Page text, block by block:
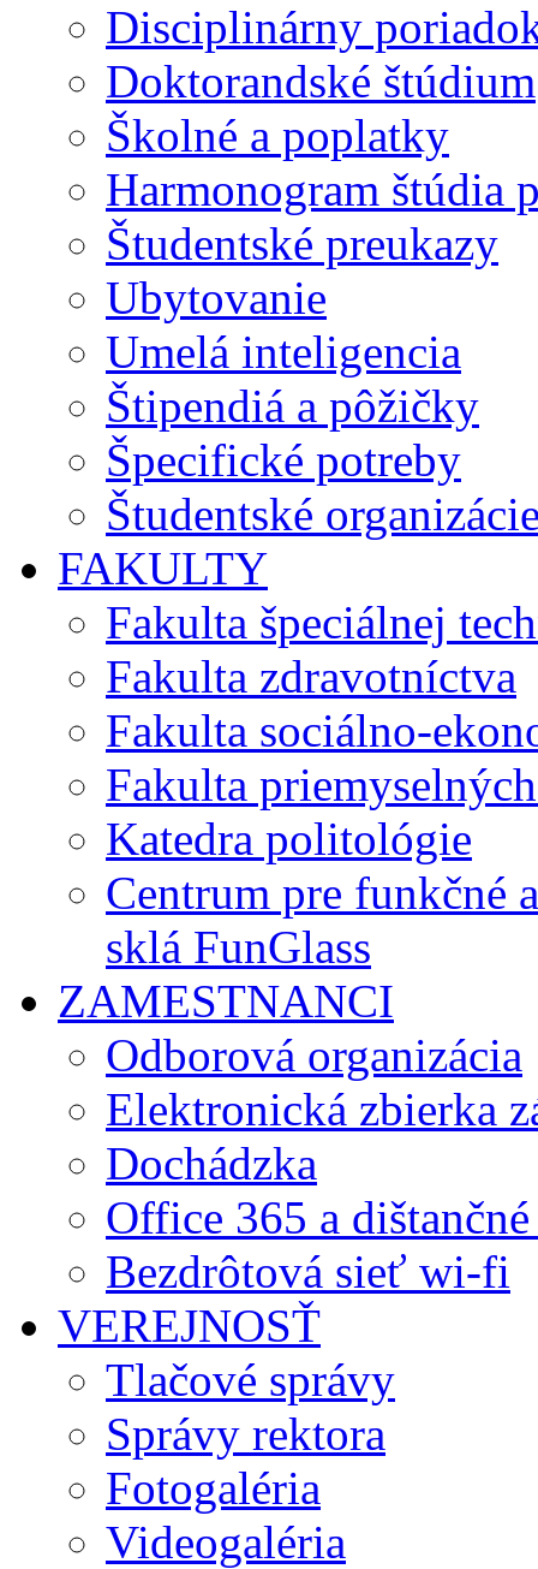
Disciplinárny
Doktorandské štúdium
Školné a poplatky
Harmonogram štúdia
Študentské preukazy
Ubytovanie
Umelá inteligencia
Štipendiá a pôžičky
Špecifické potreby
Študentské
FAKULTY
Fakulta špeciálnej
Fakulta zdravotníctva
Fakulta sociálno-
Fakulta
Katedra politológie
Centrum pre funkčné
sklá FunGlass
ZAMESTNANCI
Odborová organizácia
Elektronická zbierka
Dochádzka
Office 365 a
Bezdrôtová sieť wi-fi
VEREJNOSŤ
Tlačové správy
Správy rektora
Fotogaléria
Videogaléria